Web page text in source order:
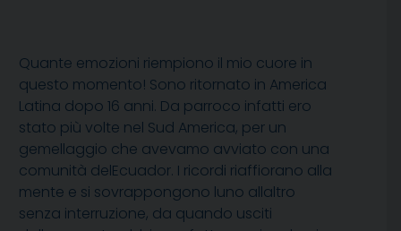
Quante emozioni riempiono il mio cuore in
questo momento! Sono ritornato in America
Latina dopo 16 anni. Da parroco infatti ero
stato più volte nel Sud America, per un
gemellaggio che avevamo avviato con una
comunità delEcuador. I ricordi riaffiorano alla
mente e si sovrappongono luno allaltro
senza interruzione, da quando usciti